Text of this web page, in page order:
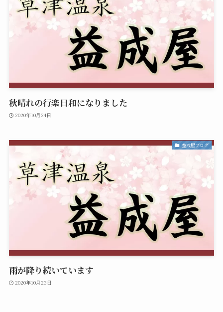
秋晴れの行楽日和になりました
2020年10月24日
益成屋ブログ
雨が降り続いています
2020年10月23日